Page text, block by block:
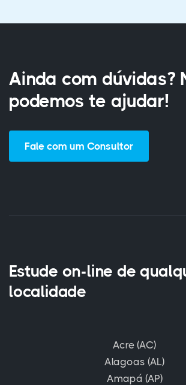
Ainda com dúvidas?
podemos te ajudar!
Fale com um Consultor
Estude on-line de
localidade
Acre (AC)
Alagoas (AL)
Amapá (AP)